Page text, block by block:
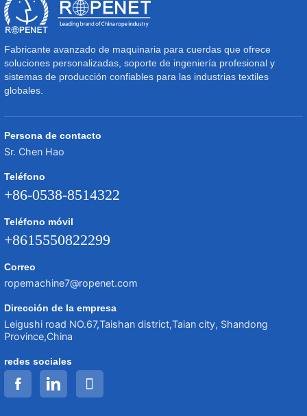
Fabricante avanzado de maquinaria para cuerdas que ofrece
soluciones personalizadas, soporte de ingeniería profesional y
sistemas de producción confiables para las industrias textiles
globales.
Persona de contacto
Sr. Chen Hao
Teléfono
+86-0538-8514322
Teléfono móvil
+8615550822299
Correo
ropemachine7@ropenet.com
Dirección de la empresa
Leigushi road NO.67,Taishan district,Taian city, Shandong
Province,China
redes sociales